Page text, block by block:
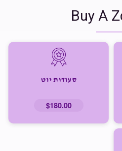
Buy A
סעודות יוט
$180.00